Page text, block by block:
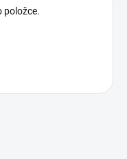
položce.